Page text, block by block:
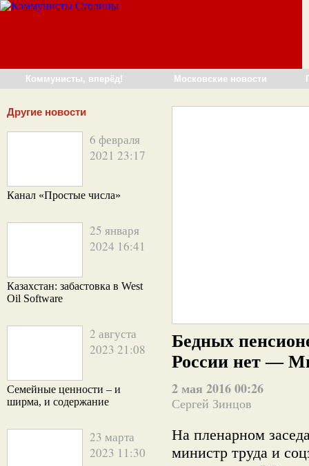
Коммунисты, вперёд! Московские новости
Другие новости
6 февраля
2021 23:17
Канал «Простые числа»
25 января
2024 16:41
Казахстан: забастовка в West
Oil Software
2 августа
2023 21:08
Семейные ценности – и
ширма, и содержание
23 марта
2023 11:30
Бедных
России нет —
2 мая 2016 00:26
Сергей Зинцов
На пленарном
министр труда и